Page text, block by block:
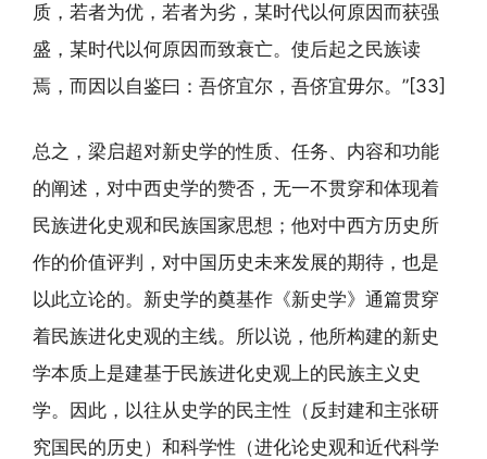
质，若者为优，若者为劣，某时代以何原因而获强
盛，某时代以何原因而致衰亡。使后起之民族读
焉，而因以自鉴曰：吾侪宜尔，吾侪宜毋尔。”[33]
总之，梁启超对新史学的性质、任务、内容和功能
的阐述，对中西史学的赞否，无一不贯穿和体现着
民族进化史观和民族国家思想；他对中西方历史所
作的价值评判，对中国历史未来发展的期待，也是
以此立论的。新史学的奠基作《新史学》通篇贯穿
着民族进化史观的主线。所以说，他所构建的新史
学本质上是建基于民族进化史观上的民族主义史
学。因此，以往从史学的民主性（反封建和主张研
究国民的历史）和科学性（进化论史观和近代科学